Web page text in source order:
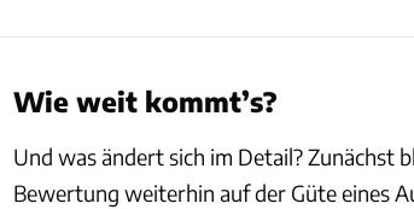
Wie weit kommt’s?
Und was ändert sich im Detail? Zunächst
Bewertung weiterhin auf der Güte eines